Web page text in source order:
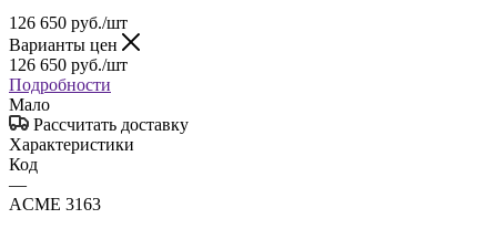
126 650 руб./шт
Варианты цен
126 650 руб./шт
Подробности
Мало
Рассчитать доставку
Характеристики
Код
—
ACME 3163